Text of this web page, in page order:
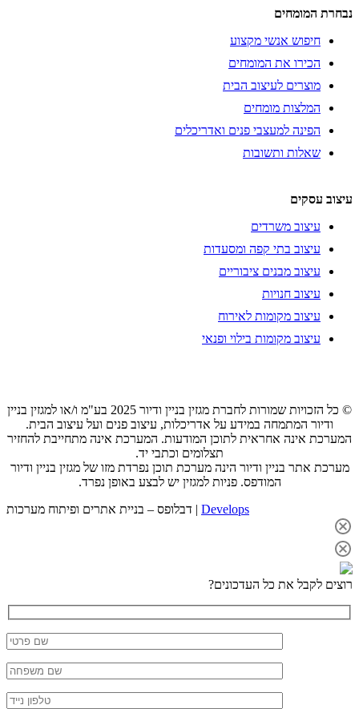
נבחרת המומחים
חיפוש אנשי מקצוע
הכירו את המומחים
מוצרים לעיצוב הבית
המלצות מומחים
הפינה למעצבי פנים ואדריכלים
שאלות ותשובות
עיצוב עסקים
עיצוב משרדים
עיצוב בתי קפה ומסעדות
עיצוב מבנים ציבוריים
עיצוב חנויות
עיצוב מקומות לאירוח
עיצוב מקומות בילוי ופנאי
© כל הזכויות שמורות לחברת מגזין בניין ודיור 2025 בע"מ ו/או למגזין בניין
ודיור המתמחה במידע על אדריכלות, עיצוב פנים ועל עיצוב הבית.
המערכת אינה אחראית לתוכן המודעות. המערכת אינה מתחייבת להחזיר
תצלומים וכתבי יד.
מערכת אתר בניין ודיור הינה מערכת תוכן נפרדת מזו של מגזין בניין ודיור
המודפס. פניות למגזין יש לבצע באופן נפרד.
דבלופס – בניית אתרים ופיתוח מערכות | Develops
רוצים לקבל את כל העדכונים?